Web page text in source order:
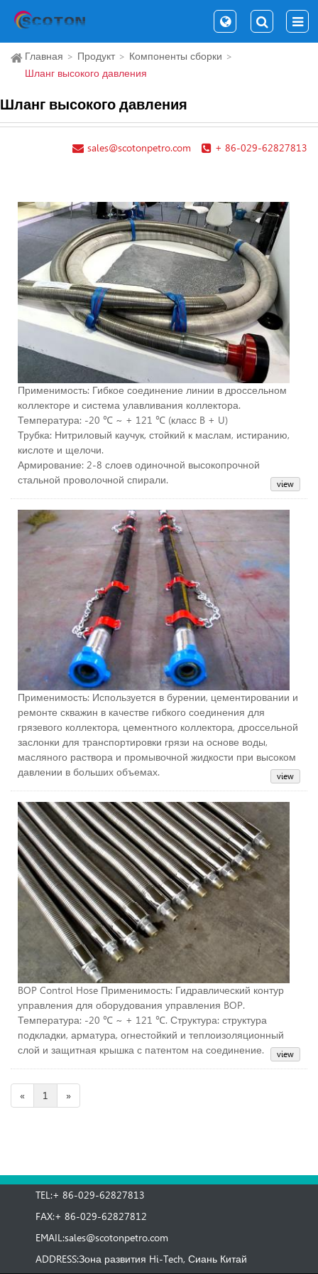
Главная Продукт
Компоненты сборки
Шланг высокого давления
Шланг высокого давления
+ 86-029-62827813
sales@scotonpetro.com
Применимость: Гибкое соединение линии в дроссельном
коллекторе и система улавливания коллектора.
Температура: -20 ℃ ~ + 121 ℃ (класс B + U)
Трубка: Нитриловый каучук, стойкий к маслам, истиранию,
кислоте и щелочи.
Армирование: 2-8 слоев одиночной высокопрочной
стальной проволочной спирали.
Применимость: Используется в бурении, цементировании и
ремонте скважин в качестве гибкого соединения для
грязевого коллектора, цементного коллектора, дроссельной
заслонки для транспортировки грязи на основе воды,
масляного раствора и промывочной жидкости при высоком
давлении в больших объемах.
BOP Control Hose Применимость: Гидравлический контур
управления для оборудования управления BOP.
Температура: -20 ℃ ~ + 121 ℃. Структура: структура
подкладки, арматура, огнестойкий и теплоизоляционный
слой и защитная крышка с патентом на соединение.
« 1 »
TEL:+ 86-029-62827813
FAX:+ 86-029-62827812
EMAIL:sales@scotonpetro.com
ADDRESS:Зона развития Hi-Tech, Сиань Китай